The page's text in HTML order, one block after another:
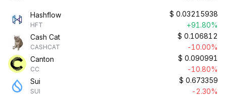
Hashflow
HFT
$ 0.03215938
+91.80%
Cash Cat
CASHCAT
$ 0.106812
-10.00%
Canton
CC
$ 0.090991
-10.80%
Sui
SUI
$ 0.673359
-2.30%